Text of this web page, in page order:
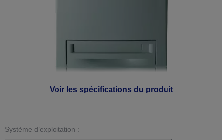
Voir les spécifications du produit
Système d’exploitation :